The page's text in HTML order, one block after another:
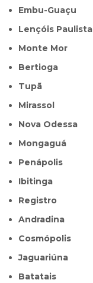
Embu-Guaçu
Lençóis Paulista
Monte Mor
Bertioga
Tupã
Mirassol
Nova Odessa
Mongaguá
Penápolis
Ibitinga
Registro
Andradina
Cosmópolis
Jaguariúna
Batatais